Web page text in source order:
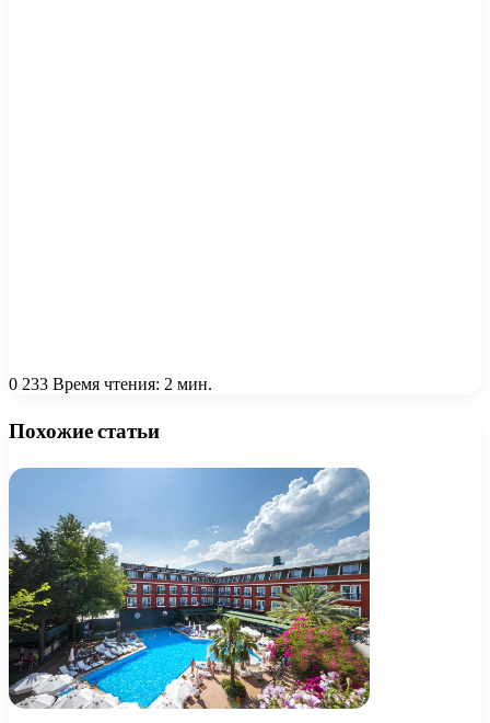
0 233 Время чтения: 2 мин.
Похожие статьи